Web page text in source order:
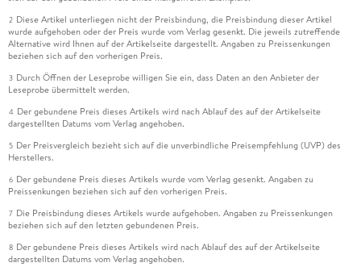
2 Diese Artikel unterliegen nicht der Preisbindung, die Preisbindung dieser Artikel
wurde aufgehoben oder der Preis wurde vom Verlag gesenkt. Die jeweils zutreffende
Alternative wird Ihnen auf der Artikelseite dargestellt. Angaben zu Preissenkungen
beziehen sich auf den vorherigen Preis.
3 Durch Öffnen der Leseprobe willigen Sie ein, dass Daten an den Anbieter der
Leseprobe übermittelt werden.
4 Der gebundene Preis dieses Artikels wird nach Ablauf des auf der Artikelseite
dargestellten Datums vom Verlag angehoben.
5 Der Preisvergleich bezieht sich auf die unverbindliche Preisempfehlung (UVP) des
Herstellers.
6 Der gebundene Preis dieses Artikels wurde vom Verlag gesenkt. Angaben zu
Preissenkungen beziehen sich auf den vorherigen Preis.
7 Die Preisbindung dieses Artikels wurde aufgehoben. Angaben zu Preissenkungen
beziehen sich auf den letzten gebundenen Preis.
8 Der gebundene Preis dieses Artikels wird nach Ablauf des auf der Artikelseite
dargestellten Datums vom Verlag angehoben.